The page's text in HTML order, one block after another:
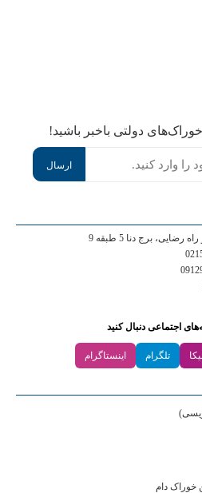
دولتی باخبر باشید!
برج دنا 5 طبقه 9
اجتماعی دنبال کنید
تلگرام اینستاگرام
خوراک دام